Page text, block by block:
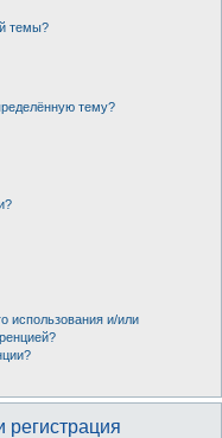
темы?
тему?
использования и/или